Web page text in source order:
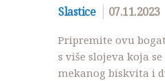
Slastice 07.11.2023
Pripremite ovu
s više slojeva koja
mekanog biskvita i